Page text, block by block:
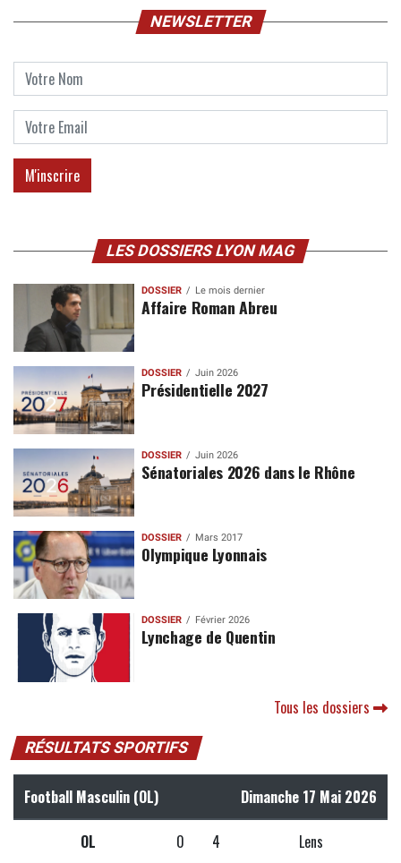
NEWSLETTER
LES DOSSIERS LYON MAG
DOSSIER Le mois dernier
Affaire Roman Abreu
DOSSIER Juin 2026
Présidentielle 2027
DOSSIER Juin 2026
Sénatoriales 2026 dans le Rhône
DOSSIER Mars 2017
Olympique Lyonnais
DOSSIER Février 2026
Lynchage de Quentin
Tous les dossiers
RÉSULTATS SPORTIFS
Football Masculin (OL) Dimanche 17 Mai 2026
OL 0 4 Lens